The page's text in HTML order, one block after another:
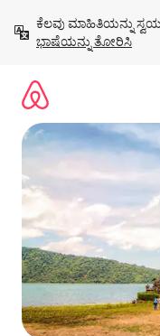
ಹೋಗಿ
ಕೆಲವು ಮಾಹಿತಿಯನ್ನು
ಭಾಷೆಯನ್ನು ತೋರಿಸಿ